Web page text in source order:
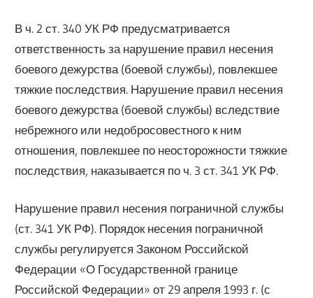
В ч. 2 ст. 340 УК РФ предусматривается
ответственность за нарушение правил несения
боевого дежурства (боевой службы), повлекшее
тяжкие последствия. Нарушение правил несения
боевого дежурства (боевой службы) вследствие
небрежного или недобросовестного к ним
отношения, повлекшее по неосторожности тяжкие
последствия, наказывается по ч. 3 ст. 341 УК РФ.
Нарушение правил несения пограничной службы
(ст. 341 УК РФ). Порядок несения пограничной
службы регулируется Законом Российской
Федерации «О Государственной границе
Российской Федерации» от 29 апреля 1993 г. (с